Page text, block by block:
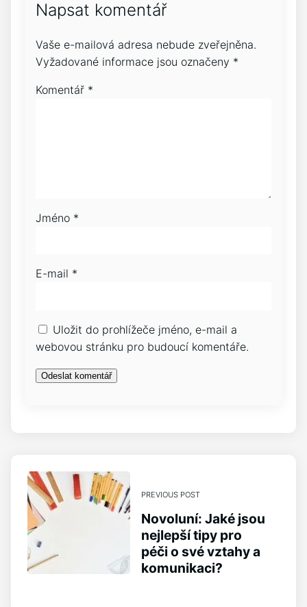
Napsat komentář
Vaše e-mailová adresa nebude zveřejněna.
Vyžadované informace jsou označeny *
Komentář *
Jméno *
E-mail *
Uložit do prohlížeče jméno, e-mail a
webovou stránku pro budoucí komentáře.
PREVIOUS POST
Novoluní: Jaké jsou
nejlepší tipy pro
péči o své vztahy a
komunikaci?